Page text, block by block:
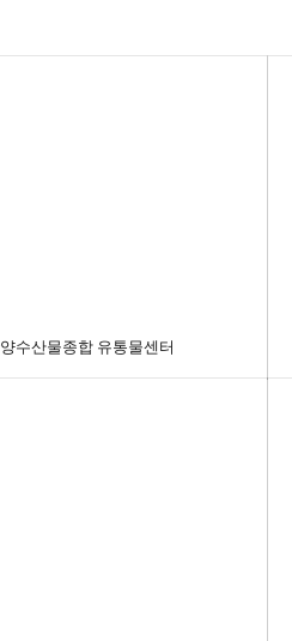
수산물종합 유통물센터